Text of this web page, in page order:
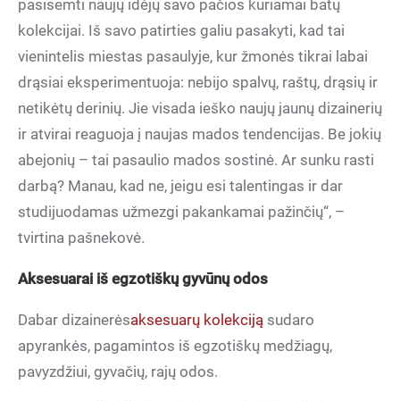
pasisemti naujų idėjų savo pačios kuriamai batų
kolekcijai. Iš savo patirties galiu pasakyti, kad tai
vienintelis miestas pasaulyje, kur žmonės tikrai labai
drąsiai eksperimentuoja: nebijo spalvų, raštų, drąsių ir
netikėtų derinių. Jie visada ieško naujų jaunų dizainerių
ir atvirai reaguoja į naujas mados tendencijas. Be jokių
abejonių – tai pasaulio mados sostinė. Ar sunku rasti
darbą? Manau, kad ne, jeigu esi talentingas ir dar
studijuodamas užmezgi pakankamai pažinčių“, –
tvirtina pašnekovė.
Aksesuarai iš egzotiškų gyvūnų odos
Dabar dizainerėsaksesuarų kolekciją sudaro
apyrankės, pagamintos iš egzotiškų medžiagų,
pavyzdžiui, gyvačių, rajų odos.